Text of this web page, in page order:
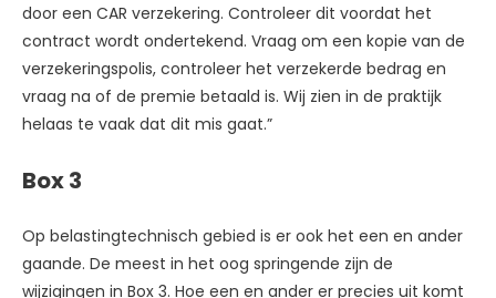
door een CAR verzekering. Controleer dit voordat het
contract wordt ondertekend. Vraag om een kopie van de
verzekeringspolis, controleer het verzekerde bedrag en
vraag na of de premie betaald is. Wij zien in de praktijk
helaas te vaak dat dit mis gaat.”
Box 3
Op belastingtechnisch gebied is er ook het een en ander
gaande. De meest in het oog springende zijn de
wijzigingen in Box 3. Hoe een en ander er precies uit komt